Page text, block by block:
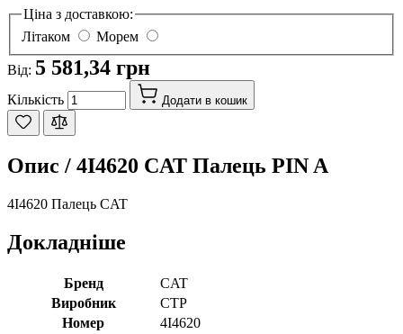
Ціна з доставкою:
Літаком
Морем
Від: 5 581,34 грн
Кількість Додати в кошик
Опис / 4I4620 CAT Палець PIN A
4I4620 Палець CAT
Докладніше
Бренд
CAT
Виробник
CTP
Номер
4I4620